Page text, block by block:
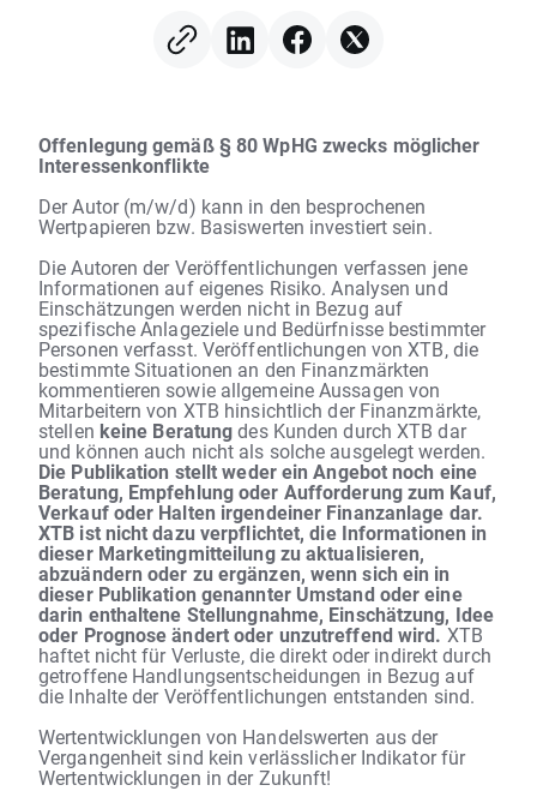
Offenlegung gemäß § 80 WpHG zwecks möglicher
Interessenkonflikte
Der Autor (m/w/d) kann in den besprochenen
Wertpapieren bzw. Basiswerten investiert sein.
Die Autoren der Veröffentlichungen verfassen jene
Informationen auf eigenes Risiko. Analysen und
Einschätzungen werden nicht in Bezug auf
spezifische Anlageziele und Bedürfnisse bestimmter
Personen verfasst. Veröffentlichungen von XTB, die
bestimmte Situationen an den Finanzmärkten
kommentieren sowie allgemeine Aussagen von
Mitarbeitern von XTB hinsichtlich der Finanzmärkte,
stellen keine Beratungdes Kunden durch XTB dar
und können auch nicht als solche ausgelegt werden.
Die Publikation stellt weder ein Angebot noch eine
Beratung, Empfehlung oder Aufforderung zum Kauf,
Verkauf oder Halten irgendeiner Finanzanlage dar.
XTB ist nicht dazu verpflichtet, die Informationen in
dieser Marketingmitteilung zu aktualisieren,
abzuändern oder zu ergänzen, wenn sich ein in
dieser Publikation genannter Umstand oder eine
darin enthaltene Stellungnahme, Einschätzung, Idee
oder Prognose ändert oder unzutreffend wird.XTB
haftet nicht für Verluste, die direkt oder indirekt durch
getroffene Handlungsentscheidungen in Bezug auf
die Inhalte der Veröffentlichungen entstanden sind.
Wertentwicklungen von Handelswerten aus der
Vergangenheit sind kein verlässlicher Indikator für
Wertentwicklungen in der Zukunft!